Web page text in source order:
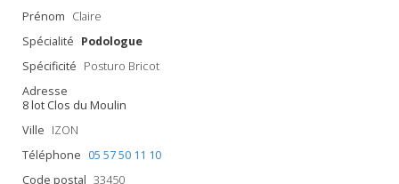
Prénom Claire
Spécialité Podologue
Spécificité Posturo Bricot
Adresse
8 lot Clos du Moulin
Ville IZON
Téléphone 05 57 50 11 10
Code postal 33450